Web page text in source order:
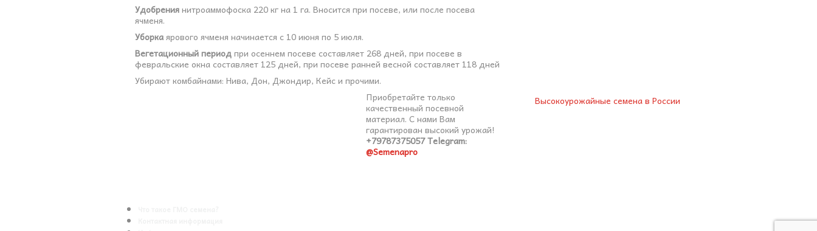
Удобрениянитроаммофоска 220 кг на 1 га. Вносится при посеве, или после посева
ячменя.
Уборкаярового ячменя начинается с 10 июня по 5 июля.
Вегетационный периодпри осеннем посеве составляет 268 дней, при посеве в
февральские окна составляет 125 дней, при посеве ранней весной составляет 118 дней
Убирают комбайнами: Нива, Дон, Джондир, Кейс и прочими.
Приобретайте только
качественный посевной
материал. С нами Вам
гарантирован высокий урожай!
+79787375057Telegram:
@Semenapro
Высокоурожайные семена в России